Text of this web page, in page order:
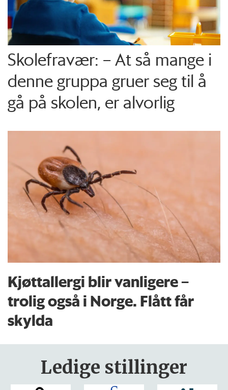
Skolefravær: – At så mange i
denne gruppa gruer seg til å
gå på skolen, er alvorlig
Kjøttallergi blir vanligere –
trolig også i Norge. Flått får
skylda
Ledige stillinger